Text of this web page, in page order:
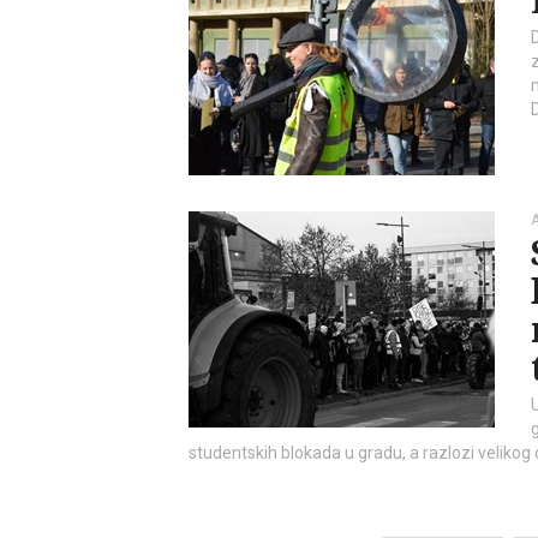
studentskih blokada u gradu, a razlozi